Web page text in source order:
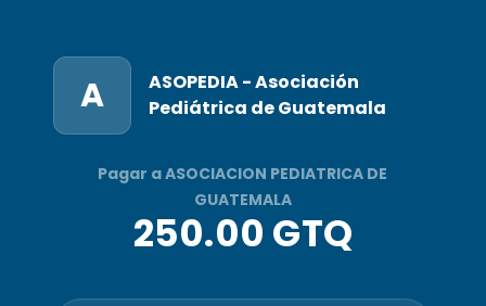
A
ASOPEDIA - Asociación
Pediátrica de Guatemala
Pagar a ASOCIACION PEDIATRICA DE
GUATEMALA
250.00 GTQ